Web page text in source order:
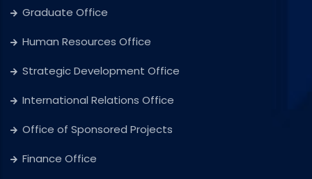
Graduate Office
Human Resources Office
Strategic Development Office
International Relations Office
Office of Sponsored Projects
Finance Office